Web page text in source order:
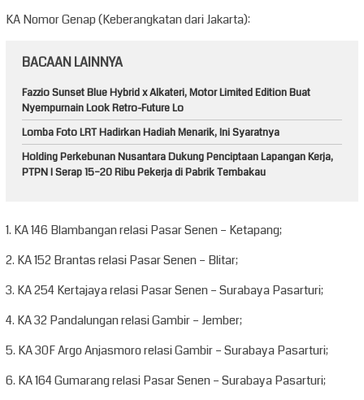
KA Nomor Genap (Keberangkatan dari Jakarta):
BACAAN LAINNYA
Fazzio Sunset Blue Hybrid x Alkateri, Motor Limited Edition Buat
Nyempurnain Look Retro-Future Lo
Lomba Foto LRT Hadirkan Hadiah Menarik, Ini Syaratnya
Holding Perkebunan Nusantara Dukung Penciptaan Lapangan Kerja,
PTPN I Serap 15–20 Ribu Pekerja di Pabrik Tembakau
1. KA 146 Blambangan relasi Pasar Senen – Ketapang;
2. KA 152 Brantas relasi Pasar Senen – Blitar;
3. KA 254 Kertajaya relasi Pasar Senen – Surabaya Pasarturi;
4. KA 32 Pandalungan relasi Gambir – Jember;
5. KA 30F Argo Anjasmoro relasi Gambir – Surabaya Pasarturi;
6. KA 164 Gumarang relasi Pasar Senen – Surabaya Pasarturi;